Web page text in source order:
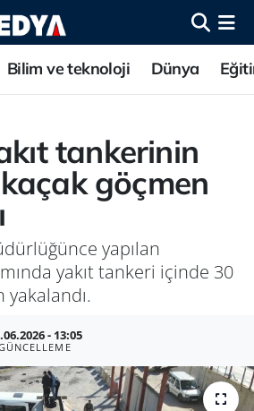
Bilim ve teknoloji Dünya
tankerinin
göçmen
yapılan
yakıt tankeri içinde 30
- 13:05